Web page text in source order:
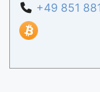
+49 851